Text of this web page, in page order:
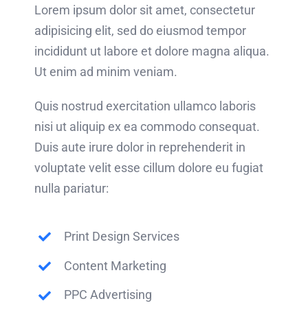
Lorem ipsum dolor sit amet, consectetur
adipisicing elit, sed do eiusmod tempor
incididunt ut labore et dolore magna aliqua.
Ut enim ad minim veniam.
Quis nostrud exercitation ullamco laboris
nisi ut aliquip ex ea commodo consequat.
Duis aute irure dolor in reprehenderit in
voluptate velit esse cillum dolore eu fugiat
nulla pariatur:
Print Design Services
Content Marketing
PPC Advertising